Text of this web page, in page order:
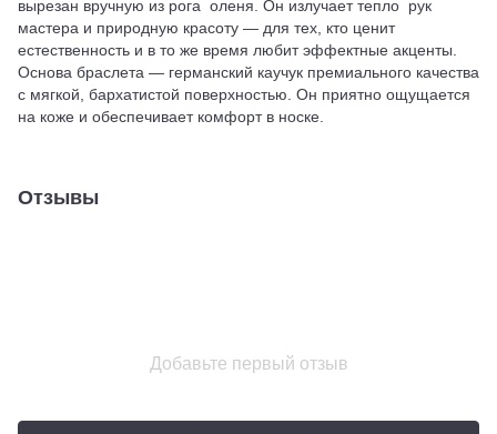
вырезан вручную из рога оленя. Он излучает тепло рук
мастера и природную красоту — для тех, кто ценит
естественность и в то же время любит эффектные акценты.
Основа браслета — германский каучук премиального качества
с мягкой, бархатистой поверхностью. Он приятно ощущается
на коже и обеспечивает комфорт в носке.
Отзывы
Добавьте первый отзыв